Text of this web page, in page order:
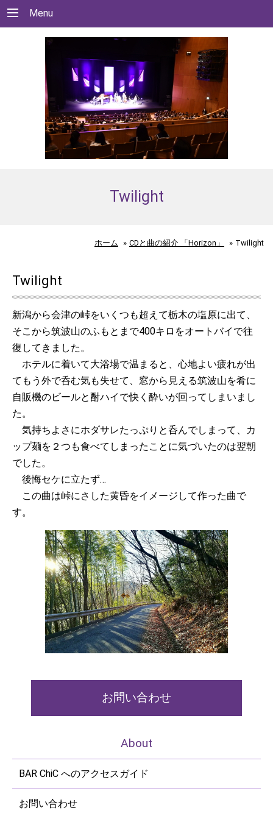
Menu
Twilight
ホーム » CDと曲の紹介 「Horizon」 » Twilight
Twilight
新潟から会津の峠をいくつも超えて栃木の塩原に出て、
そこから筑波山のふもとまで400キロをオートバイで往
復してきました。
ホテルに着いて大浴場で温まると、心地よい疲れが出
てもう外で呑む気も失せて、窓から見える筑波山を肴に
自販機のビールと酎ハイで快く酔いが回ってしまいまし
た。
気持ちよさにホダサレたっぷりと呑んでしまって、カ
ップ麺を２つも食べてしまったことに気づいたのは翌朝
でした。
後悔セケに立たず…
この曲は峠にさした黄昏をイメージして作った曲で
す。
お問い合わせ
About
BAR ChiC へのアクセスガイド
お問い合わせ